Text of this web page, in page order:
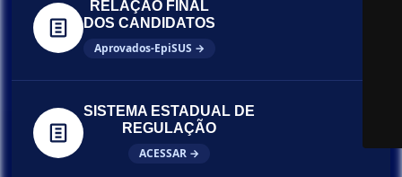
RELAÇÃO FINAL
DOS CANDIDATOS
Aprovados-EpiSUS →
SISTEMA ESTADUAL DE
REGULAÇÃO
ACESSAR →